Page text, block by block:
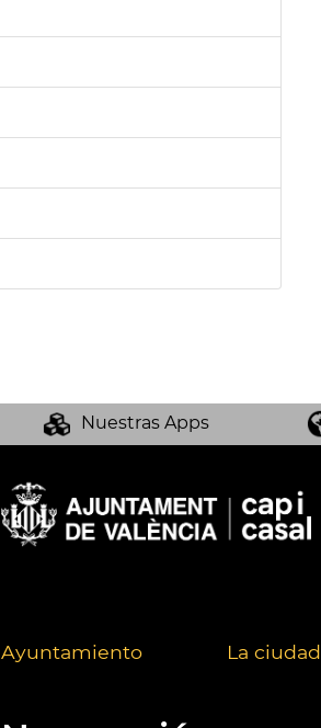
Nuestras Apps
Ayuntamiento La ciudad